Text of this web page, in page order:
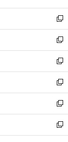
開
く
ウ
で
開
く
ン
ド
ウ
で
開
く
新
し
い
ウ
ィ
ン
ド
ウ
で
開
く
新
し
い
ウ
ィ
ン
ド
ウ
で
開
新
し
い
ウ
ィ
ン
ド
ウ
新
し
い
ウ
ィ
ン
新
し
い
ウ
新
し